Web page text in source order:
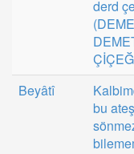
derd
Beyâtî
bu